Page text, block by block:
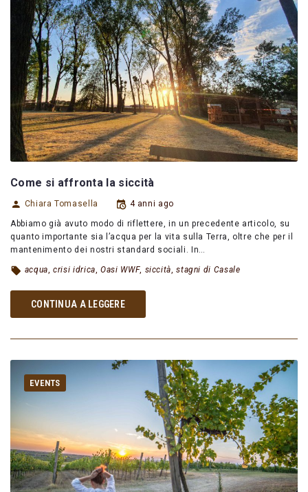
Come si affronta la siccità
Chiara Tomasella 4 anni ago
Abbiamo già avuto modo di riflettere, in un precedente articolo, su
quanto importante sia l’acqua per la vita sulla Terra, oltre che per il
mantenimento dei nostri standard sociali. In…
acqua,crisi idrica,Oasi WWF, siccità,stagni di Casale
CONTINUA A LEGGERE
EVENTS